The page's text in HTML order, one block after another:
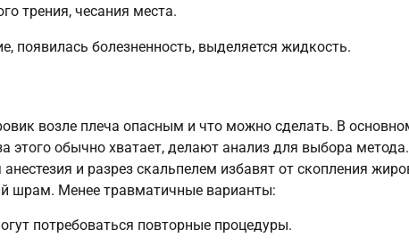
трения, чесания места.
появилась болезненность, выделяется жидкость.
возле плеча опасным и что можно сделать. В
этого обычно хватает, делают анализ для выбора метода.
и разрез скальпелем избавят от скопления
шрам. Менее травматичные варианты:
потребоваться повторные процедуры.